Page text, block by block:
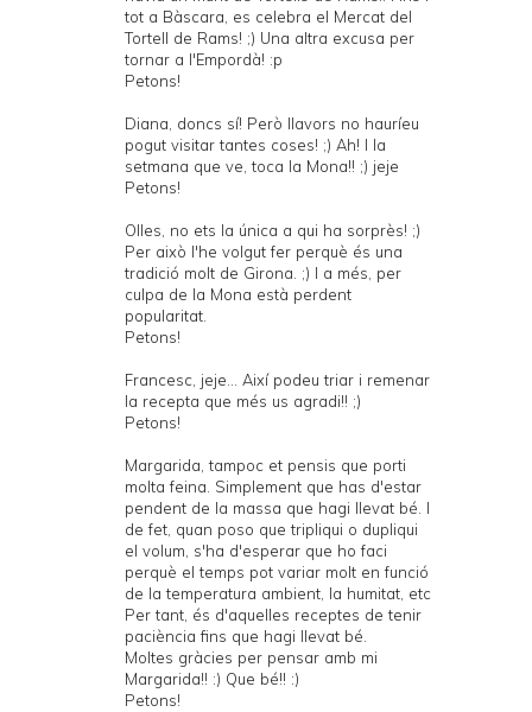
tot a Bàscara, es celebra el Mercat del
Tortell de Rams! ;) Una altra excusa per
tornar a l'Empordà! :p
Petons!
Diana, doncs sí! Però llavors no hauríeu
pogut visitar tantes coses! ;) Ah! I la
setmana que ve, toca la Mona!! ;) jeje
Petons!
Olles, no ets la única a qui ha sorprès! ;)
Per això l'he volgut fer perquè és una
tradició molt de Girona. ;) I a més, per
culpa de la Mona està perdent
popularitat.
Petons!
Francesc, jeje... Així podeu triar i remenar
la recepta que més us agradi!! ;)
Petons!
Margarida, tampoc et pensis que porti
molta feina. Simplement que has d'estar
pendent de la massa que hagi llevat bé. I
de fet, quan poso que tripliqui o dupliqui
el volum, s'ha d'esperar que ho faci
perquè el temps pot variar molt en funció
de la temperatura ambient, la humitat, etc
Per tant, és d'aquelles receptes de tenir
paciència fins que hagi llevat bé.
Moltes gràcies per pensar amb mi
Margarida!! :) Que bé!! :)
Petons!